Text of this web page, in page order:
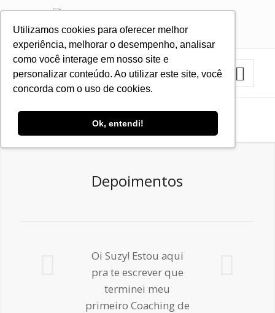
Utilizamos cookies para oferecer melhor
experiência, melhorar o desempenho, analisar
como você interage em nosso site e
personalizar conteúdo. Ao utilizar este site, você
concorda com o uso de cookies.
Ok, entendi!
11 3879-2423 11 9.8383-1035
Depoimentos
Home / Depoimentos
Depoimentos
Oi Suzy! Estou aqui
pra te escrever que
terminei meu
primeiro Coaching de
Próximo